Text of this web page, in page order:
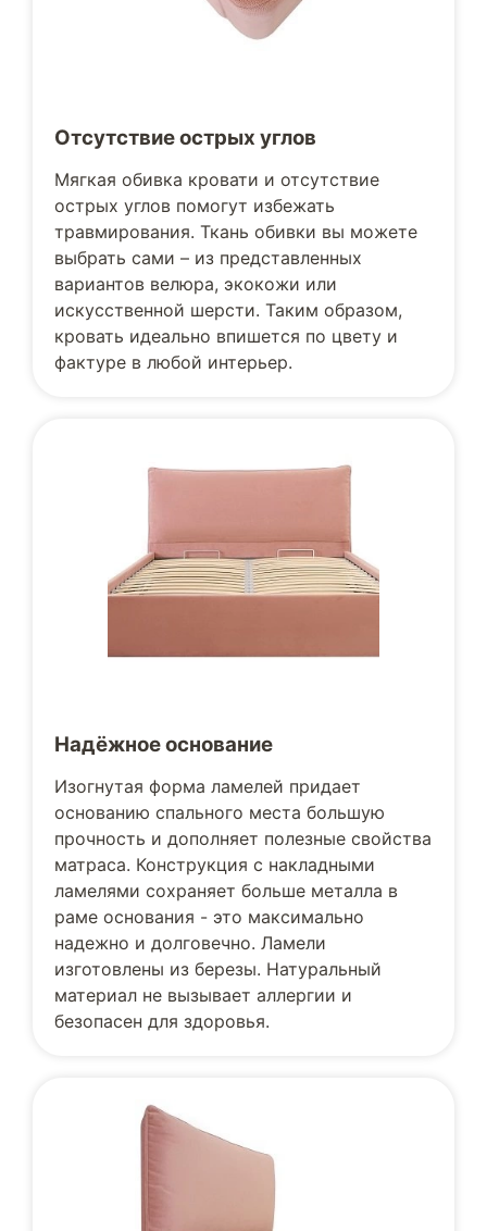
Отсутствие острых углов
Мягкая обивка кровати и отсутствие
острых углов помогут избежать
травмирования. Ткань обивки вы можете
выбрать сами – из представленных
вариантов велюра, экокожи или
искусственной шерсти. Таким образом,
кровать идеально впишется по цвету и
фактуре в любой интерьер.
Надёжное основание
Изогнутая форма ламелей придает
основанию спального места большую
прочность и дополняет полезные свойства
матраса. Конструкция с накладными
ламелями сохраняет больше металла в
раме основания - это максимально
надежно и долговечно. Ламели
изготовлены из березы. Натуральный
материал не вызывает аллергии и
безопасен для здоровья.